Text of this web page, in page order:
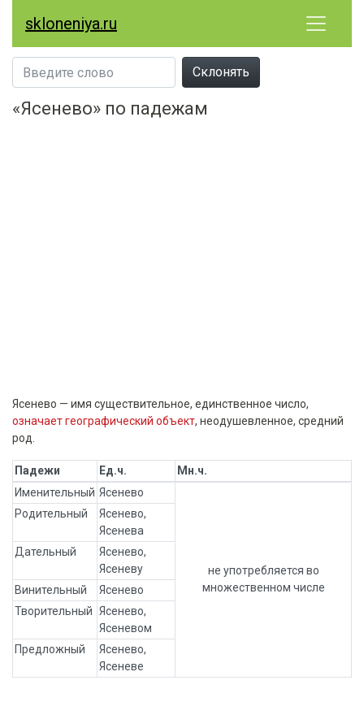
skloneniya.ru
Склонять
«Ясенево» по падежам
Ясенево — имя существительное, единственное число,
означает географический объект, неодушевленное, средний
род.
Падежи Ед.ч.
Мн.ч.
Именительный Ясенево
не употребляется во
множественном числе
Родительный
Ясенево,
Ясенева
Дательный
Ясенево,
Ясеневу
Винительный
Ясенево
Творительный Ясенево,
Ясеневом
Предложный
Ясенево,
Ясеневе